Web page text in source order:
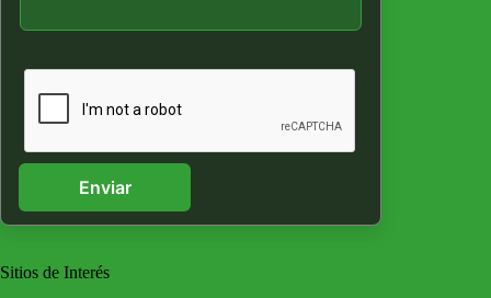
Enviar
Sitios de Interés